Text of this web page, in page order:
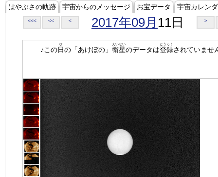
はやぶさの軌跡 宇宙からのメッセージ お宝データ 宇宙カレン
<<< << < 2017年09月 11日 >
♪この日
ひ
の「あけぼの」 衛星
えいせい
のデータは登録
とうろく
されていませ